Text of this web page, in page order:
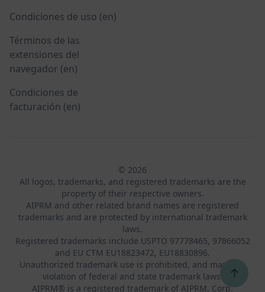
Condiciones de uso (en)
Términos de las
extensiones del
navegador (en)
Condiciones de
facturación (en)
© 2026
All logos, trademarks, and registered trademarks are the
property of their respective owners.
AIPRM and other related brand names are registered
trademarks and are protected by international trademark
laws.
Registered trademarks include USPTO 97778465, 97866052
and EU CTM EU18823472, EU18830896.
Unauthorized trademark use is prohibited, and may be a
violation of federal and state trademark laws.
AIPRM® is a registered trademark of AIPRM, Corp.
↑